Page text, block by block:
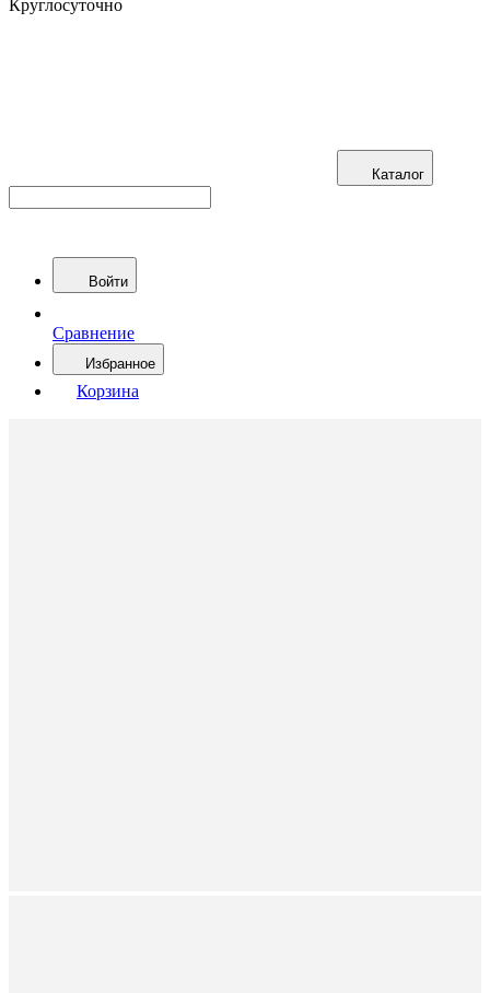
Круглосуточно
Каталог
Войти
Сравнение
Избранное
Корзина